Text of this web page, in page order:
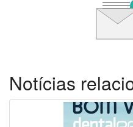
Notícias